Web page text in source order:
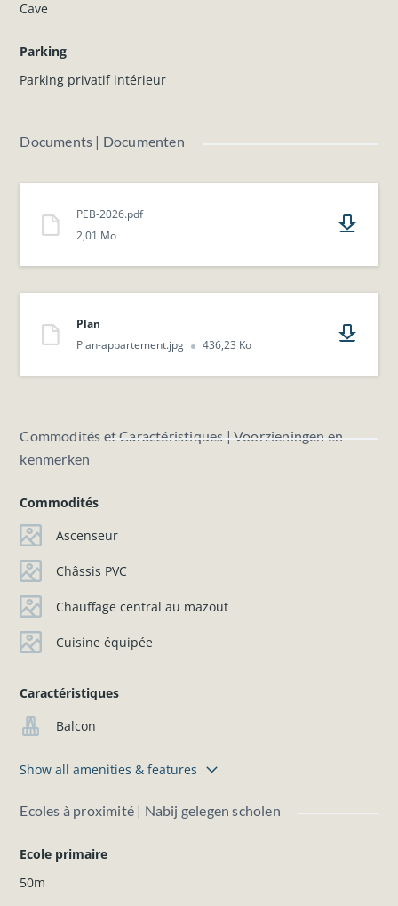
Cave
Parking
Parking privatif intérieur
Documents | Documenten
PEB-2026.pdf
2,01 Mo
Plan
Plan-appartement.jpg
436,23 Ko
Commodités et Caractéristiques | Voorzieningen en
kenmerken
Commodités
Ascenseur
Châssis PVC
Chauffage central au mazout
Cuisine équipée
Caractéristiques
Balcon
Show all amenities & features
Ecoles à proximité | Nabij gelegen scholen
Ecole primaire
50m